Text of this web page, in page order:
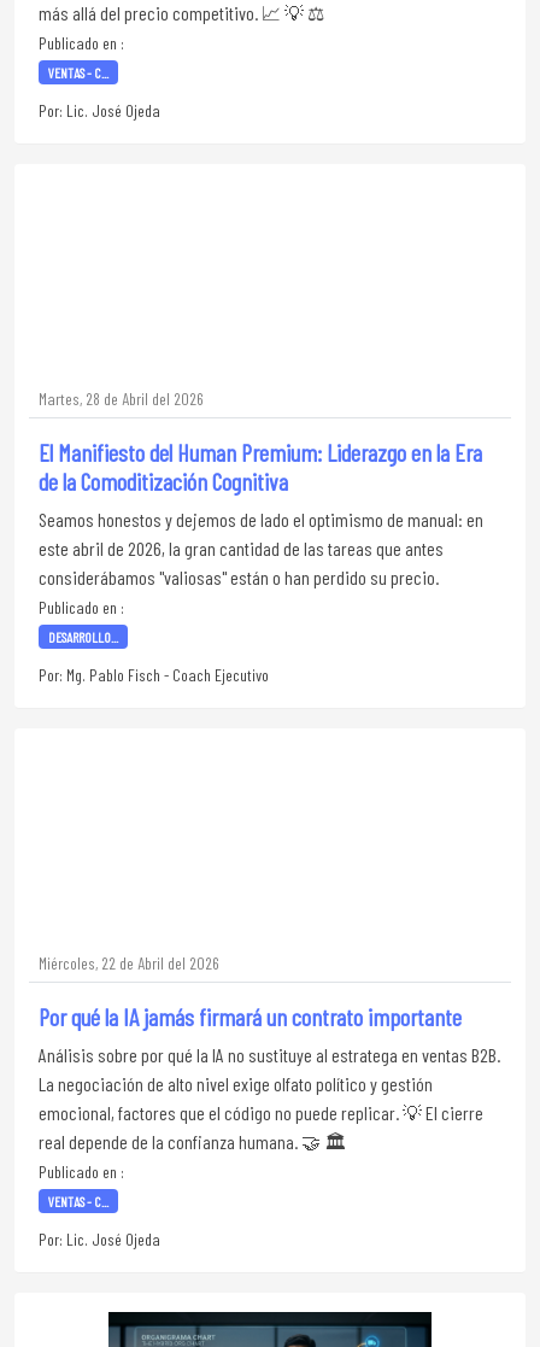
más allá del precio competitivo. 📈 💡 ⚖️
Publicado en :
VENTAS - C...
Por: Lic. José Ojeda
Martes, 28 de Abril del 2026
El Manifiesto del Human Premium: Liderazgo en la Era
de la Comoditización Cognitiva
Seamos honestos y dejemos de lado el optimismo de manual: en
este abril de 2026, la gran cantidad de las tareas que antes
considerábamos "valiosas" están o han perdido su precio.
Publicado en :
DESARROLLO...
Por: Mg. Pablo Fisch - Coach Ejecutivo
Miércoles, 22 de Abril del 2026
Por qué la IA jamás firmará un contrato importante
Análisis sobre por qué la IA no sustituye al estratega en ventas B2B.
La negociación de alto nivel exige olfato político y gestión
emocional, factores que el código no puede replicar. 💡 El cierre
real depende de la confianza humana. 🤝 🏛️
Publicado en :
VENTAS - C...
Por: Lic. José Ojeda